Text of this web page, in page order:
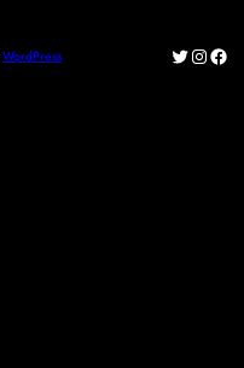
WordPress Twitter